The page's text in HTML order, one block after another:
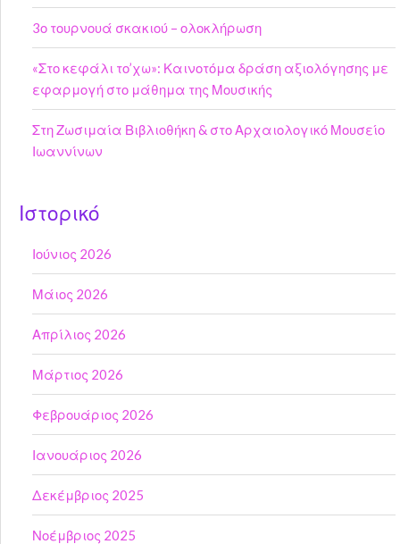
3ο τουρνουά σκακιού – ολοκλήρωση
«Στο κεφάλι το’χω»: Καινοτόμα δράση αξιολόγησης με
εφαρμογή στο μάθημα της Μουσικής
Στη Ζωσιμαία Βιβλιοθήκη & στο Αρχαιολογικό Μουσείο
Ιωαννίνων
Ιστορικό
Ιούνιος 2026
Μάιος 2026
Απρίλιος 2026
Μάρτιος 2026
Φεβρουάριος 2026
Ιανουάριος 2026
Δεκέμβριος 2025
Νοέμβριος 2025